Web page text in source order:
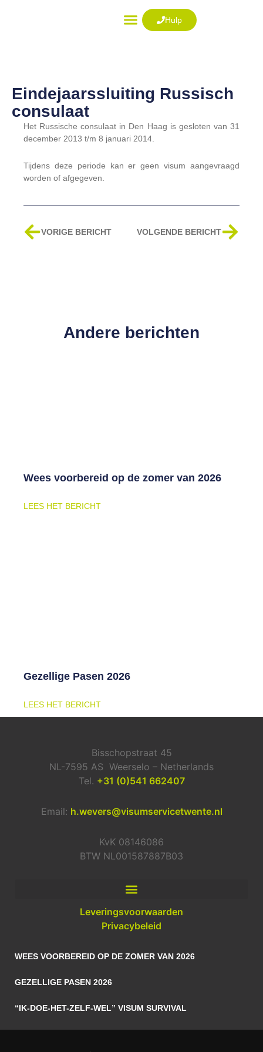
Hulp
Eindejaarssluiting Russisch
consulaat
Het Russische consulaat in Den Haag is gesloten van 31
december 2013 t/m 8 januari 2014.
Tijdens deze periode kan er geen visum aangevraagd
worden of afgegeven.
Vorige
VORIGE BERICHT VOLGENDE BERICHT
Andere berichten
Wees voorbereid op de zomer van 2026
LEES HET BERICHT
Gezellige Pasen 2026
LEES HET BERICHT
Bisschopstraat 45
NL-7595 AS Weerselo – Netherlands
Tel. +31 (0)541 662407
Email: h.wevers@visumservicetwente.nl
KvK 08146086
BTW NL001587887B03
Leveringsvoorwaarden
Privacybeleid
WEES VOORBEREID OP DE ZOMER VAN 2026
GEZELLIGE PASEN 2026
“IK-DOE-HET-ZELF-WEL” VISUM SURVIVAL